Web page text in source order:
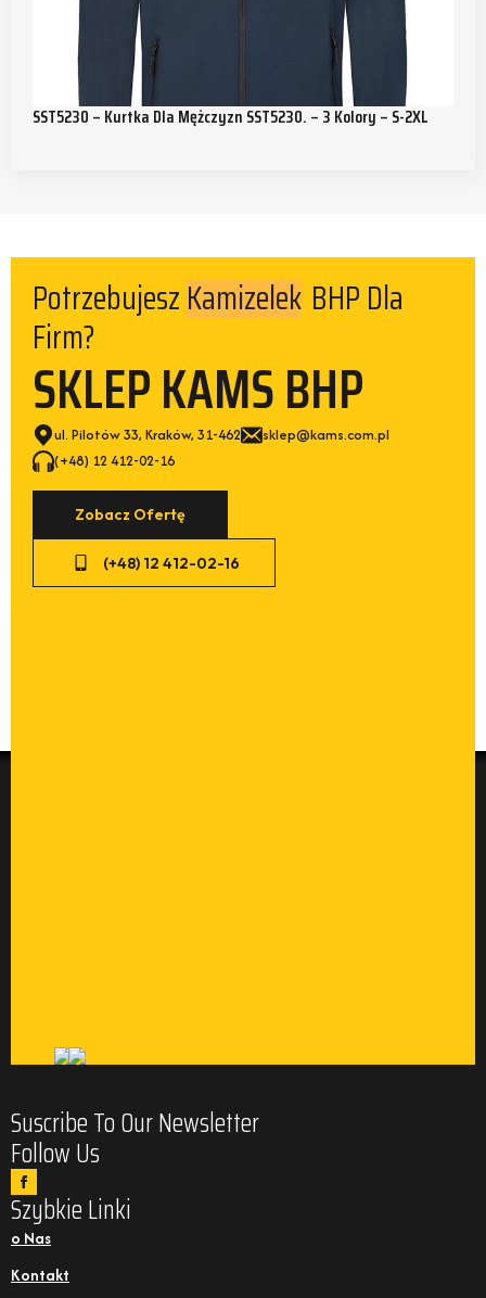
SST5230 – Kurtka Dla Mężczyzn SST5230. – 3 Kolory – S-2XL
PotrzebujeszKamizelek BHP Dla
Firm?
SKLEP KAMS BHP
ul. Pilotów 33, Kraków, 31-462
sklep@kams.com.pl
(+48) 12 412-02-16
Zobacz Ofertę
(+48) 12 412-02-16
Suscribe To Our Newsletter
Follow Us
Szybkie Linki
o Nas
Kontakt